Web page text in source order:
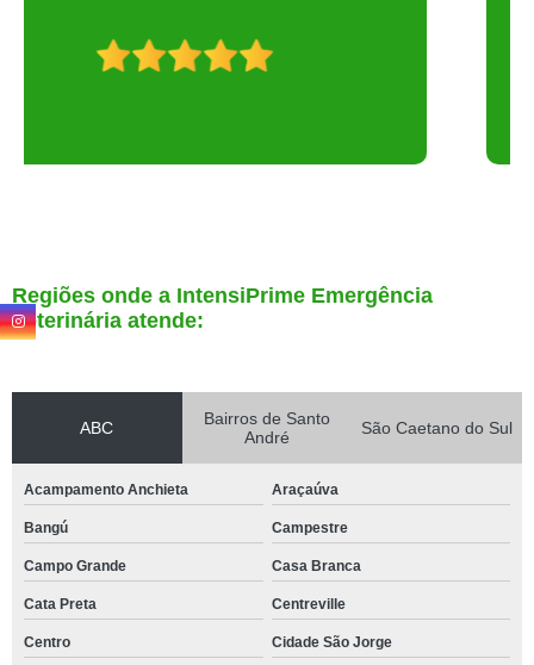
Regiões onde a IntensiPrime Emergência
Veterinária atende:
ABC
Bairros de Santo
André
São Caetano do Sul
Acampamento Anchieta Araçaúva
Bangú Campestre
Campo Grande Casa Branca
Cata Preta Centreville
Centro Cidade São Jorge